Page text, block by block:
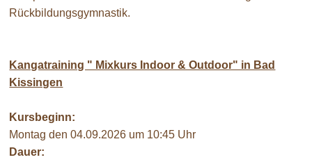
Rückbildungsgymnastik.
Kangatraining " Mixkurs Indoor & Outdoor" in Bad
Kissingen
Kursbeginn:
Montag den 04.09.2026 um 10:45 Uhr
Dauer: